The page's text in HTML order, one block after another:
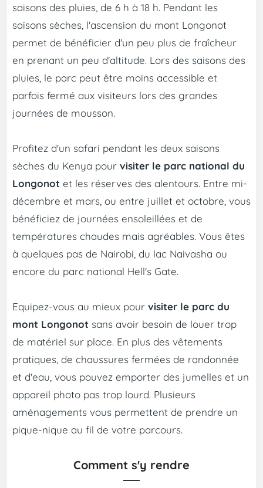
saisons des pluies, de 6 h à 18 h. Pendant les
saisons sèches, l'ascension du mont Longonot
permet de bénéficier d'un peu plus de fraîcheur
en prenant un peu d'altitude. Lors des saisons des
pluies, le parc peut être moins accessible et
parfois fermé aux visiteurs lors des grandes
journées de mousson.
Profitez d'un safari pendant les deux saisons
sèches du Kenya pour visiter le parc national du
Longonot et les réserves des alentours. Entre mi-
décembre et mars, ou entre juillet et octobre, vous
bénéficiez de journées ensoleillées et de
températures chaudes mais agréables. Vous êtes
à quelques pas de Nairobi, du lac Naivasha ou
encore du parc national Hell's Gate.
Equipez-vous au mieux pour visiter le parc du
mont Longonot sans avoir besoin de louer trop
de matériel sur place. En plus des vêtements
pratiques, de chaussures fermées de randonnée
et d'eau, vous pouvez emporter des jumelles et un
appareil photo pas trop lourd. Plusieurs
aménagements vous permettent de prendre un
pique-nique au fil de votre parcours.
Comment s'y rendre